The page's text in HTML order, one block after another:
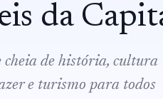
da
de história, cultura
e turismo para todos